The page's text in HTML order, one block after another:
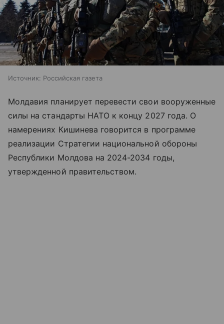
Источник: Российская газета
Молдавия планирует перевести свои вооруженные
силы на стандарты НАТО к концу 2027 года. О
намерениях Кишинева говорится в программе
реализации Стратегии национальной обороны
Республики Молдова на 2024-2034 годы,
утвержденной правительством.